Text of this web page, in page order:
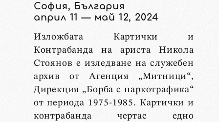
София, България
април 11 — май 12, 2024
Изложбата Картички и
Контрабанда на ариста Никола
Стоянов е изледване на служебен
архив от Агенция „Митници“,
Дирекция „Борба с наркотрафика“
от периода 1975-1985. Картички и
контрабанда чертае едно